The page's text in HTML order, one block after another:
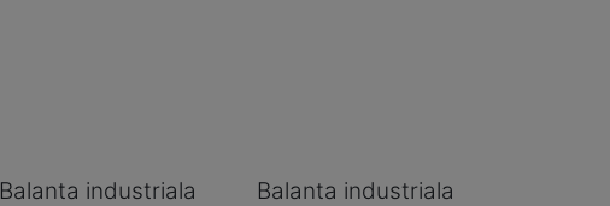
Balanta industriala
Balanta industriala